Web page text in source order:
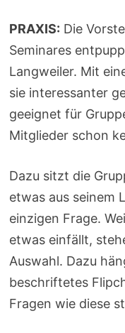
PRAXIS: Die
Seminares
Langweiler. Mit
sie interessanter
geeignet für
Mitglieder schon
Dazu sitzt die
etwas aus seinem
einzigen Frage.
etwas einfällt,
Auswahl. Dazu
beschriftetes
Fragen wie diese